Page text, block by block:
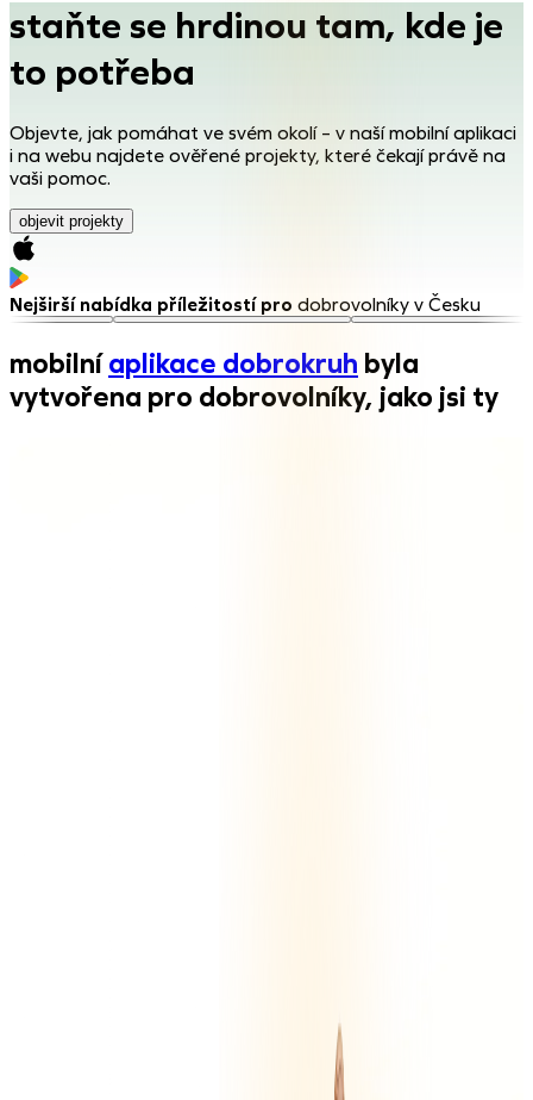
staňte se hrdinou tam, kde je
to potřeba
Objevte, jak pomáhat ve svém okolí – v naší mobilní aplikaci
i na webu najdete ověřené projekty, které čekají právě na
vaši pomoc.
objevit projekty
Nejširší nabídka příležitostí pro dobrovolníky v Česku
mobilníaplikace dobrokruh byla
vytvořena pro dobrovolníky, jako jsi ty